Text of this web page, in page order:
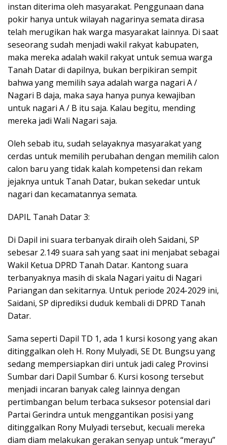
instan diterima oleh masyarakat. Penggunaan dana
pokir hanya untuk wilayah nagarinya semata dirasa
telah merugikan hak warga masyarakat lainnya. Di saat
seseorang sudah menjadi wakil rakyat kabupaten,
maka mereka adalah wakil rakyat untuk semua warga
Tanah Datar di dapilnya, bukan berpikiran sempit
bahwa yang memilih saya adalah warga nagari A /
Nagari B daja, maka saya hanya punya kewajiban
untuk nagari A / B itu saja. Kalau begitu, mending
mereka jadi Wali Nagari saja.
Oleh sebab itu, sudah selayaknya masyarakat yang
cerdas untuk memilih perubahan dengan memilih calon
calon baru yang tidak kalah kompetensi dan rekam
jejaknya untuk Tanah Datar, bukan sekedar untuk
nagari dan kecamatannya semata.
DAPIL Tanah Datar 3:
Di Dapil ini suara terbanyak diraih oleh Saidani, SP
sebesar 2.149 suara sah yang saat ini menjabat sebagai
Wakil Ketua DPRD Tanah Datar. Kantong suara
terbanyaknya masih di skala Nagari yaitu di Nagari
Pariangan dan sekitarnya. Untuk periode 2024-2029 ini,
Saidani, SP diprediksi duduk kembali di DPRD Tanah
Datar.
Sama seperti Dapil TD 1, ada 1 kursi kosong yang akan
ditinggalkan oleh H. Rony Mulyadi, SE Dt. Bungsu yang
sedang mempersiapkan diri untuk jadi caleg Provinsi
Sumbar dari Dapil Sumbar 6. Kursi kosong tersebut
menjadi incaran banyak caleg lainnya dengan
pertimbangan belum terbaca suksesor potensial dari
Partai Gerindra untuk menggantikan posisi yang
ditinggalkan Rony Mulyadi tersebut, kecuali mereka
diam diam melakukan gerakan senyap untuk “merayu”